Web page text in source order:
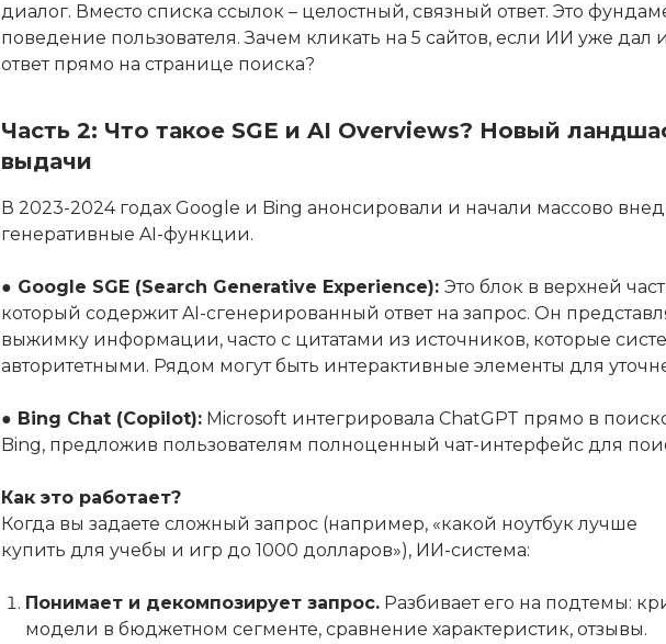
диалог. Вместо списка ссылок – целостный, связный ответ. Это
поведение пользователя. Зачем кликать на 5 сайтов, если ИИ уже
ответ прямо на странице поиска?
Часть 2: Что такое SGE и AI Overviews? Новый
выдачи
В 2023-2024 годах Google и Bing анонсировали и начали массово
генеративные AI-функции.
● Google SGE (Search Generative Experience): Это блок в верхней
который содержит AI-сгенерированный ответ на запрос. Он
выжимку информации, часто с цитатами из источников, которые
авторитетными. Рядом могут быть интерактивные элементы для
● Bing Chat (Copilot): Microsoft интегрировала ChatGPT прямо в
Bing, предложив пользователям полноценный чат-интерфейс для
Как это работает?
Когда вы задаете сложный запрос (например, «какой ноутбук лучше
купить для учебы и игр до 1000 долларов»), ИИ-система:
Понимает и декомпозирует запрос. Разбивает его на подтемы:
модели в бюджетном сегменте, сравнение характеристик, отзывы.